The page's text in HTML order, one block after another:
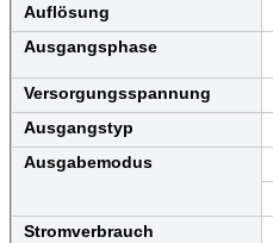
Auflösung
Ausgangsphase
Versorgungsspannung
Ausgangstyp
Ausgabemodus
Stromverbrauch